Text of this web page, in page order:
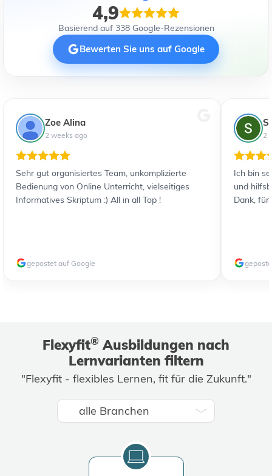
4,9
Basierend auf 338 Google-Rezensionen
Bewerten Sie uns auf Google
Zoe Alina
2 weeks ago
Sehr gut organisiertes Team, unkomplizierte
Bedienung von Online Unterricht, vielseitiges
Informatives Skriptum :) All in all Top !
gepostet auf Google
2
Ich bin
und
Dank, für
Flexyfit® Ausbildungen nach
Lernvarianten filtern
"Flexyfit - flexibles Lernen, fit für die Zukunft."